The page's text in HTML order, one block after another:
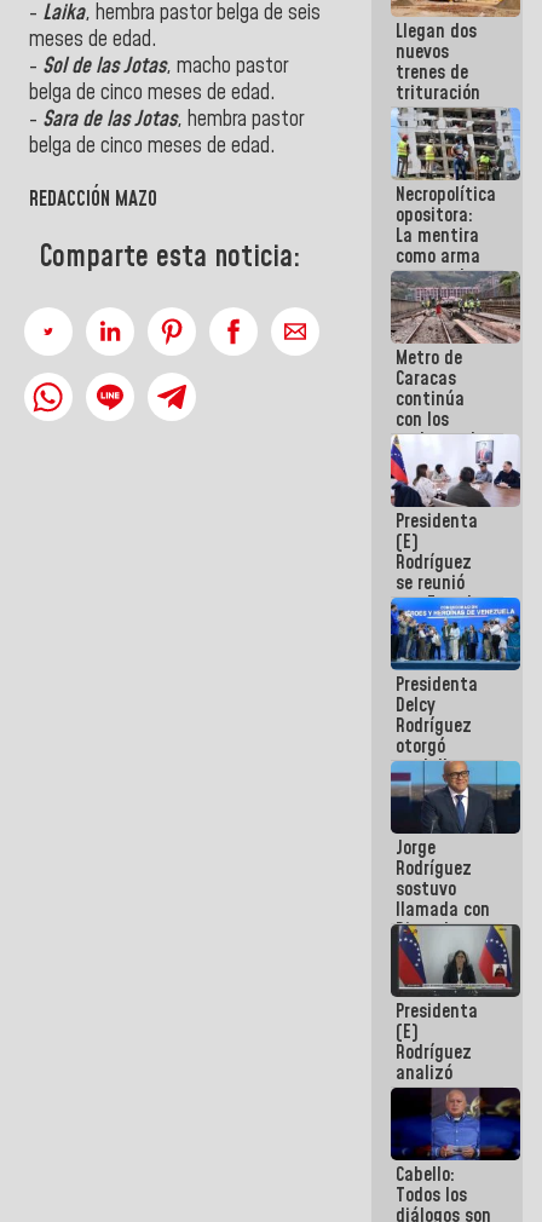
- Laika, hembra pastor belga de seis
meses de edad.
- Sol de las Jotas, macho pastor
belga de cinco meses de edad.
- Sara de las Jotas, hembra pastor
belga de cinco meses de edad.
REDACCIÓN MAZO
Comparte esta noticia:
que haces
es
embarrarla
Llegan dos
nuevos
trenes de
trituración
para
optimizar
manejo de
escombros
en La Guaira
Necropolítica
opositora:
La mentira
como arma
contra el
Pueblo
Metro de
Caracas
continúa
con los
trabajos de
mantenimiento
e inspección
en la Línea 2
Presidenta
(E)
Rodríguez
se reunió
con Estado
Mayor
Eléctrico
para
abordar
planes de
acción
Presidenta
Delcy
Rodríguez
otorgó
medalla
"Héroe de
Venezuela"
a servidores
públicos
Jorge
Rodríguez
sostuvo
llamada con
Dinorah
Figuera y
acuerdan
primer
encuentro
presencial
para el
diálogo
Presidenta
(E)
Rodríguez
analizó
junto a
gobernadores
planes de
recuperación
del Sistema
Eléctrico
Cabello:
Todos los
diálogos son